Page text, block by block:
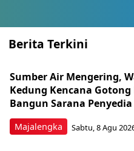
Berita Terkini
Majalengka
Sumber Air Mengering,
Kedung Kencana Gotong
Bangun Sarana
Sabtu, 8 Agu